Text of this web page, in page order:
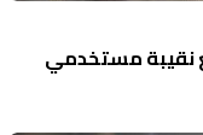
نقيبة مستخدمي